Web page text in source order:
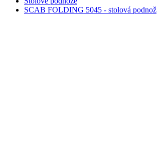
SCAB FOLDING 5045 - stolová podnož